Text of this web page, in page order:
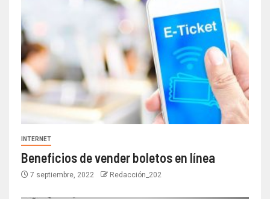
INTERNET
Beneficios de vender boletos en línea
7 septiembre, 2022 Redacción_202